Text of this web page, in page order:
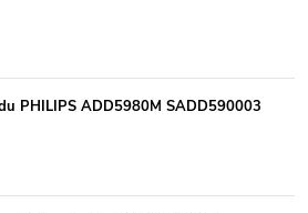
PHILIPS ADD5980M SADD590003